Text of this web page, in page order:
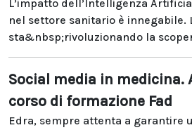
L’impatto dell’Intelligenza
nel settore sanitario è innegabile.
sta&nbsp;rivoluzionando la
Social media in medicina.
corso di formazione Fad
Edra, sempre attenta a garantire